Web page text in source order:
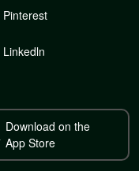
Pinterest
Linkedln
Download on the
App Store